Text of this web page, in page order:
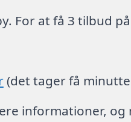
For at få 3 tilbud
(det tager få
informationer,